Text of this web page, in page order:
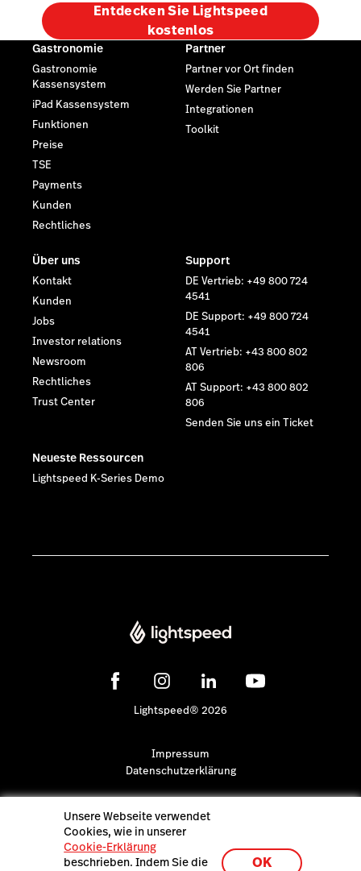
Entdecken Sie Lightspeed
kostenlos
Gastronomie
Gastronomie
Kassensystem
iPad Kassensystem
Funktionen
Preise
TSE
Payments
Kunden
Rechtliches
Partner
Partner vor Ort finden
Werden Sie Partner
Integrationen
Toolkit
Über uns
Kontakt
Kunden
Jobs
Investor relations
Newsroom
Rechtliches
Trust Center
Support
DE Vertrieb: +49 800 724
4541
DE Support: +49 800 724
4541
AT Vertrieb: +43 800 802
806
AT Support: +43 800 802
806
Senden Sie uns ein Ticket
Neueste Ressourcen
Lightspeed K-Series Demo
Lightspeed® 2026
Impressum
Datenschutzerklärung
Unsere Webseite verwendet
Cookies, wie in unserer
Cookie-Erklärung
beschrieben. Indem Sie die
OK